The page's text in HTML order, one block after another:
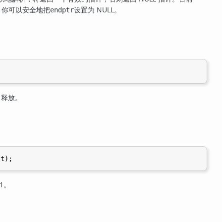
可以安全地把endptr设置为 NULL。
释放。